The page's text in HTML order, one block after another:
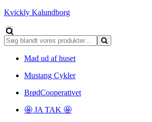
Kvickly Kalundborg
Mad ud af huset
Mustang Cykler
BrødCooperativet
🤩 JA TAK 🤩